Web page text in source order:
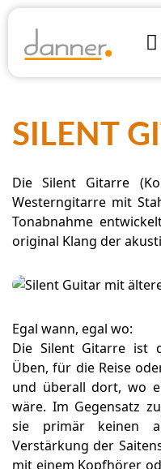

Tasteninstrumente
Elektronik & Bühne
VDHM
Premium
Finanzierung
Über uns
Events
Journal
Anfahrt
Newsletter
Notenshop
Online Shop
Marktplatz
Yamaha
Öffnungszeiten
Anfahrt

SILENT
Die Silent Gitarre
Westerngitarre mit
Tonabnahme
original Klang der
Egal wann, egal wo:
Die Silent Gitarre ist
Üben, für die Reise
und überall dort, wo
wäre. Im Gegensatz
sie primär keinen
Verstärkung der
mit einem Kopfhörer